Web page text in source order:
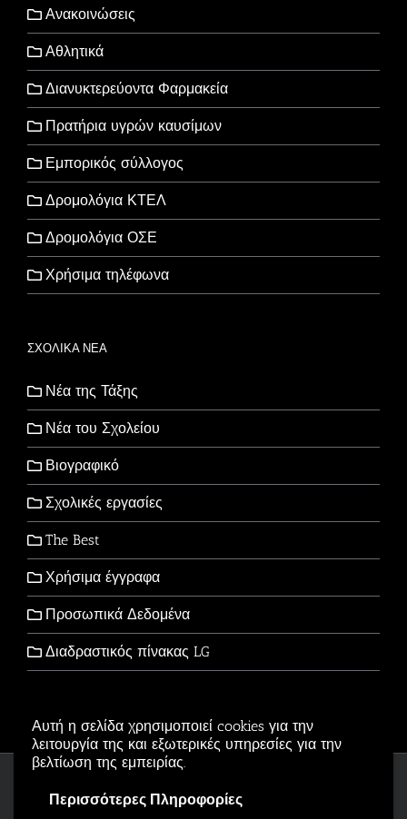
Αυτή η σελίδα χρησιμοποιεί cookies για την
λειτουργία της και εξωτερικές υπηρεσίες για την
βελτίωση της εμπειρίας.
Περισσότερες Πληροφορίες
Ανακοινώσεις
Αθλητικά
Διανυκτερεύοντα Φαρμακεία
Πρατήρια υγρών καυσίμων
Εμπορικός σύλλογος
Δρομολόγια ΚΤΕΛ
Δρομολόγια ΟΣΕ
Χρήσιμα τηλέφωνα
ΣΧΟΛΙΚΑ ΝΕΑ
Νέα της Τάξης
Νέα του Σχολείου
Βιογραφικό
Σχολικές εργασίες
The Best
Χρήσιμα έγγραφα
Προσωπικά Δεδομένα
Διαδραστικός πίνακας LG
Αρβανιτίδης Θεόδωρος Powered by